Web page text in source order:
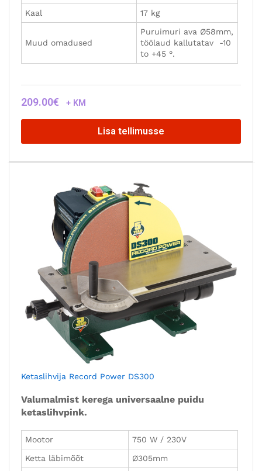
Kaal
17 kg
Muud omadused
Puruimuri ava Ø58mm,
töölaud kallutatav -10
to +45 °.
209.00€ + KM
Lisa tellimusse
Ketaslihvija Record Power DS300
Valumalmist kerega universaalne puidu
ketaslihvpink.
Mootor
750 W / 230V
Ketta läbimõõt
Ø305mm